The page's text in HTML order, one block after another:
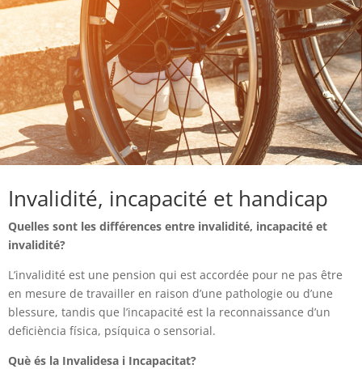
Invalidité, incapacité et handicap
Quelles sont les différences entre invalidité, incapacité et
invalidité?
L’invalidité est une pension qui est accordée pour ne pas être
en mesure de travailler en raison d’une pathologie ou d’une
blessure, tandis que l’incapacité est la reconnaissance d’un
deficiència física, psíquica o sensorial.
Què és la Invalidesa i Incapacitat?